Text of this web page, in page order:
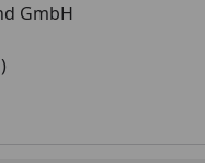
GmbH